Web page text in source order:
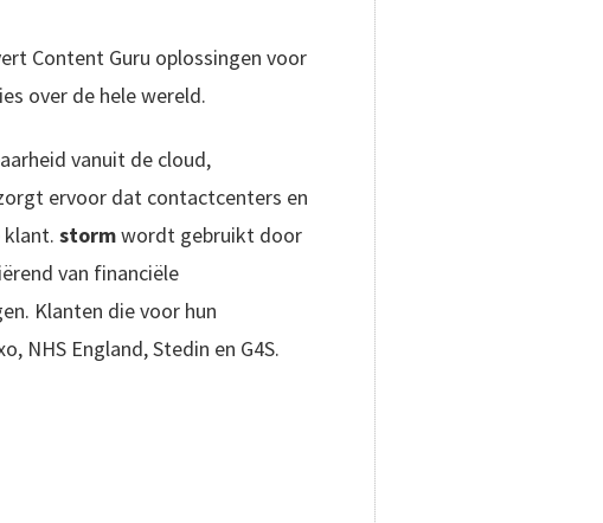
Content Guru oplossingen voor
over de hele wereld.
vanuit de cloud,
ervoor dat contactcenters en
klant. stormwordt gebruikt door
van financiële
Klanten die voor hun
NHS England, Stedin en G4S.